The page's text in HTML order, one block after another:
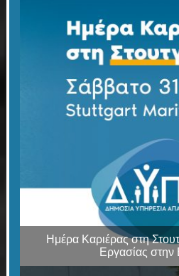
Ημέρα Καριέρας στη
Εργασίας στην